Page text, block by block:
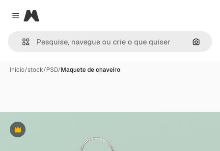
Close menu
Magnific
Início/stock/PSD/Maquete de chaveiro
Premium